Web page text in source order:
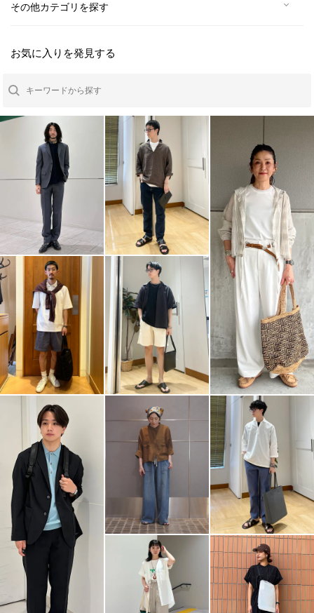
その他カテゴリを探す
お気に入りを発見する